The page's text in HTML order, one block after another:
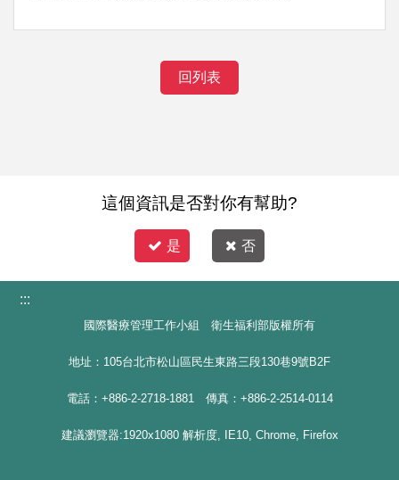
回列表
這個資訊是否對你有幫助?
是 否
:::
國際醫療管理工作小組 衛生福利部版權所有
地址：105台北市松山區民生東路三段130巷9號B2F
電話：+886-2-2718-1881 傳真：+886-2-2514-0114
建議瀏覽器:1920x1080 解析度, IE10, Chrome, Firefox